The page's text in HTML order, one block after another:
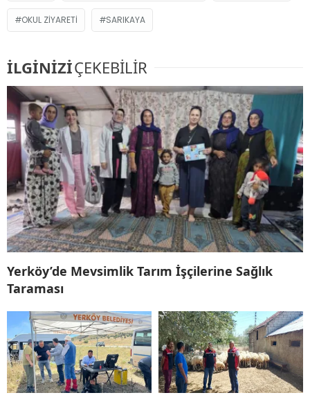
OKUL ZIYARETI SARIKAYA
İLGİNİZİÇEKEBİLİR
Yerköy’de Mevsimlik Tarım İşçilerine Sağlık
Taraması